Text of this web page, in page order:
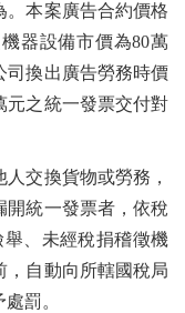
。本案廣告合約價格
器設備市價為80萬
司換出廣告勞務時價
元之統一發票交付對
交換貨物或勞務，
開統一發票者，依稅
、未經稅捐稽徵機
，自動向所轄國稅局
罰。